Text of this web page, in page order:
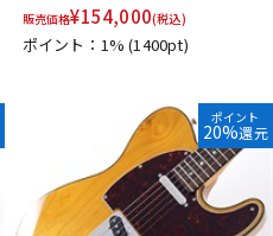
販売価格¥154,000(税込)
ポイント：1%(1400pt)
ポイント
20%還元